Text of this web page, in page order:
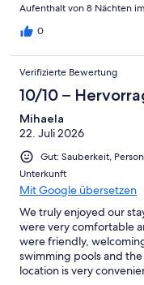
Aufenthalt von 8 Nächten
0
Verifizierte Bewertung
10/10 –
Mihaela
22. Juli 2026
Gut: Sauberkeit,
Unterkunft
Mit Google übersetzen
We truly enjoyed our
were very comfortable
were friendly,
swimming pools and
location is very